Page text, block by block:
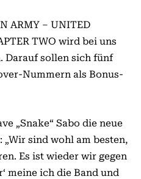
ARMY – UNITED
TWO wird bei uns
Darauf sollen sich fünf
Nummern als Bonus-
„Snake“ Sabo die neue
sind wohl am besten,
Es ist wieder wir gegen
meine ich die Band und